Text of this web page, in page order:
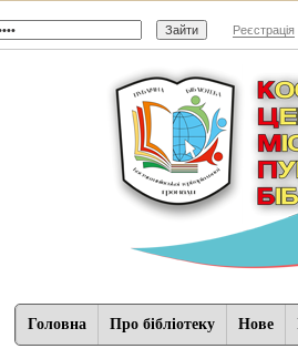
Реєстрація
Головна Про бібліотеку Нове